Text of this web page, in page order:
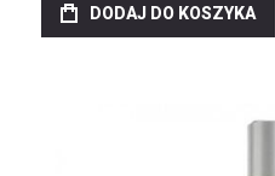
DODAJ DO KOSZYKA